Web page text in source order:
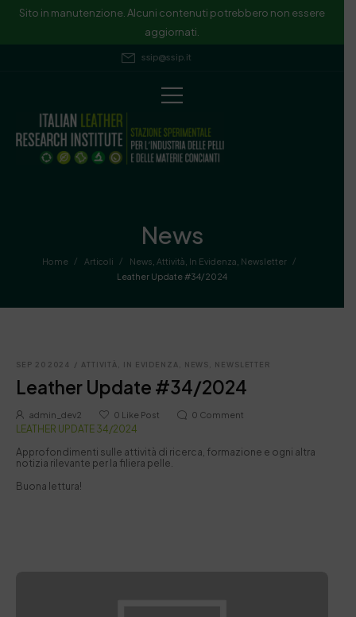
Sito in manutenzione. Alcuni contenuti potrebbero non essere
aggiornati.
ssip@ssip.it
News
Home / Articoli / News Attività In Evidenza Newsletter
/
Leather Update #34/2024
SEP 20 2024 / ATTIVITÀ, IN EVIDENZA, NEWS, NEWSLETTER
Leather Update #34/2024
admin_dev2 0 Like Post 0 Comment
LEATHER UPDATE 34/2024
Approfondimenti sulle attività di ricerca, formazione e ogni altra
notizia rilevante per la filiera pelle.
Buona lettura!